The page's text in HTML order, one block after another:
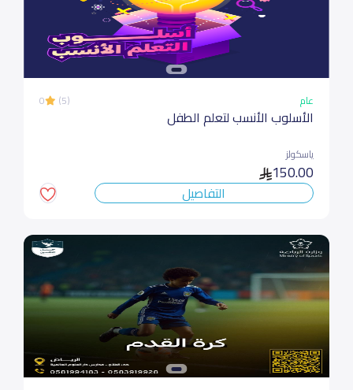
عام (5)
0
الأسلوب الأنسب لتعلم الطفل
ياسكولز
150.00
التفاصيل